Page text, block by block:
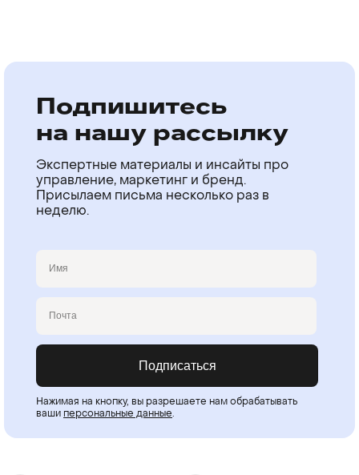
Подпишитесь
на нашу рассылку
Экспертные материалы и инсайты про
управление, маркетинг и бренд.
Присылаем письма несколько раз в
неделю.
Подписаться
Нажимая на кнопку, вы разрешаете нам обрабатывать
ваши персональные данные.